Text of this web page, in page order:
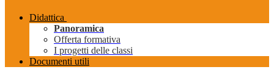
Didattica
Panoramica
Offerta formativa
I progetti delle classi
Documenti utili